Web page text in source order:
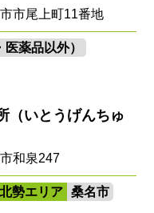
市尾上町11番地
薬品以外）
（いとうげんちゅ
和泉247
北勢エリア 桑名市